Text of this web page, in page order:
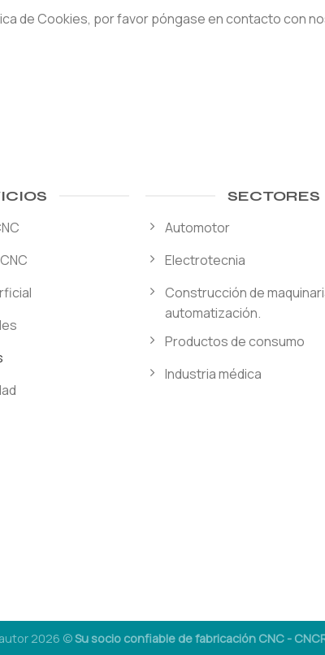
de Cookies, por favor póngase en contacto con
SECTORES
Automotor
Electrotecnia
Construcción de
automatización.
Productos de consumo
Industria médica
2026 ©Su socio confiable de fabricación CNC -